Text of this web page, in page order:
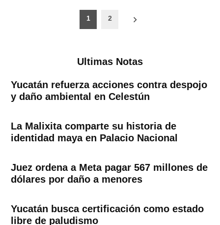
1 2
Ultimas Notas
Yucatán refuerza acciones contra despojo
y daño ambiental en Celestún
La Malixita comparte su historia de
identidad maya en Palacio Nacional
Juez ordena a Meta pagar 567 millones de
dólares por daño a menores
Yucatán busca certificación como estado
libre de paludismo